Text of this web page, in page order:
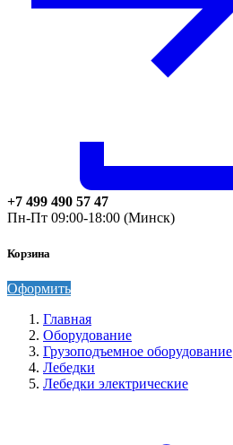
+7 499 490 57 47
Пн-Пт 09:00-18:00 (Минск)
Корзина
Оформить
Главная
Оборудование
Грузоподъемное оборудование
Лебедки
Лебедки электрические